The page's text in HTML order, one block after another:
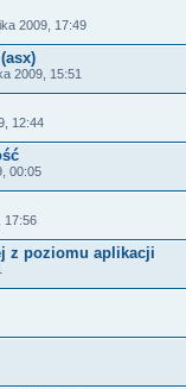
2009, 17:49
2009, 15:51
12:44
00:05
17:56
z poziomu aplikacji